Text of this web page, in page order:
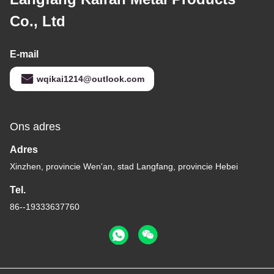
Co., Ltd
E-mail
wqikai1214@outlook.com
Ons adres
Adres
Xinzhen, provincie Wen'an, stad Langfang, provincie Hebei
Tel.
86--19333637760